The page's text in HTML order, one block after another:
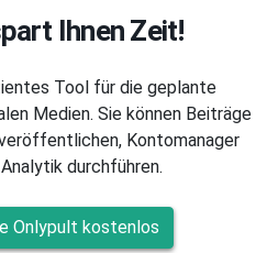
Ihnen Zeit!
Tool für die geplante
Medien. Sie können Beiträge
Kontomanager
durchführen.
Onlypult kostenlos